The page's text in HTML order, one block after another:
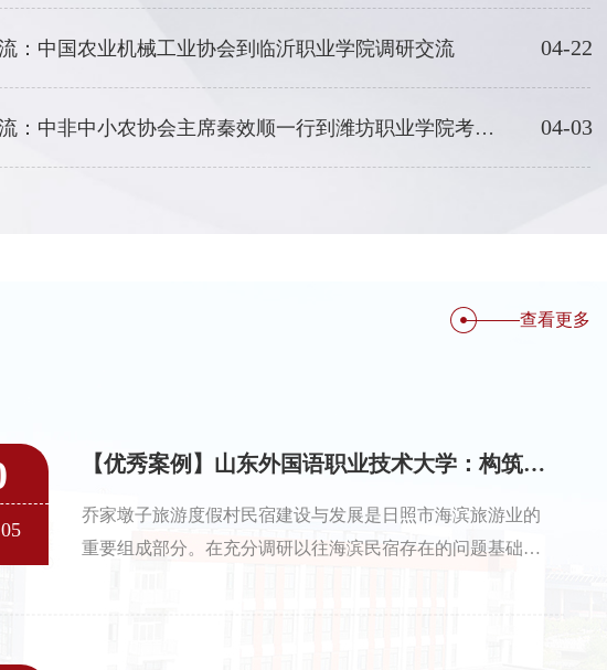
：中国农业机械工业协会到临沂职业学院调研交流 04-22
行校交流：中非中小农协会主席秦效顺一行到潍坊职业学院考察交流 04-03
查看更多
【优秀案例】山东外国语职业技术大学：构筑乔家墩子精品民宿，驱动日照海滨乡村振兴
乔家墩子旅游度假村民宿建设与发展是日照市海滨旅游业的
重要组成部分。在充分调研以往海滨民宿存在的问题基础